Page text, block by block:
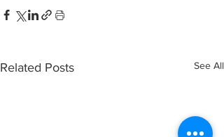
Related Posts See All